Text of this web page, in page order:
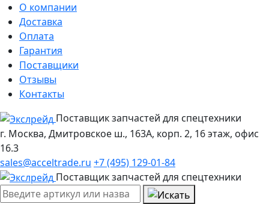
О компании
Доставка
Оплата
Гарантия
Поставщики
Отзывы
Контакты
Поставщик запчастей для спецтехники
г. Москва, Дмитровское ш., 163А, корп. 2, 16 этаж, офис
16.3
sales@acceltrade.ru +7 (495) 129-01-84
Поставщик запчастей для спецтехники